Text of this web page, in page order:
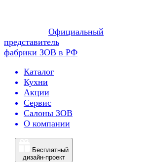
Официальный
представитель
фабрики ЗОВ в РФ
Каталог
Кухни
Акции
Сервис
Салоны ЗОВ
О компании
Бесплатный
дизайн-проект